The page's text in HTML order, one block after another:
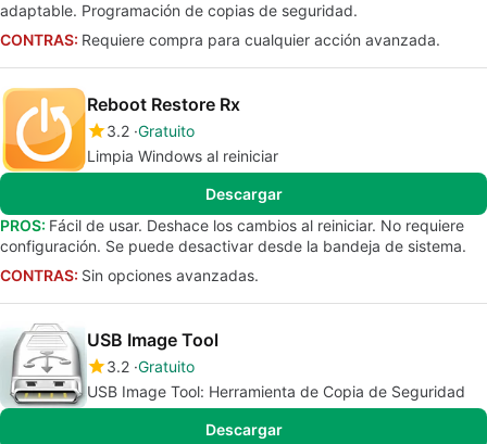
adaptable. Programación de copias de seguridad.
CONTRAS: Requiere compra para cualquier acción avanzada.
Reboot Restore Rx
3.2 Gratuito
Limpia Windows al reiniciar
Descargar
PROS: Fácil de usar. Deshace los cambios al reiniciar. No requiere
configuración. Se puede desactivar desde la bandeja de sistema.
CONTRAS: Sin opciones avanzadas.
USB Image Tool
3.2 Gratuito
USB Image Tool: Herramienta de Copia de Seguridad
Descargar